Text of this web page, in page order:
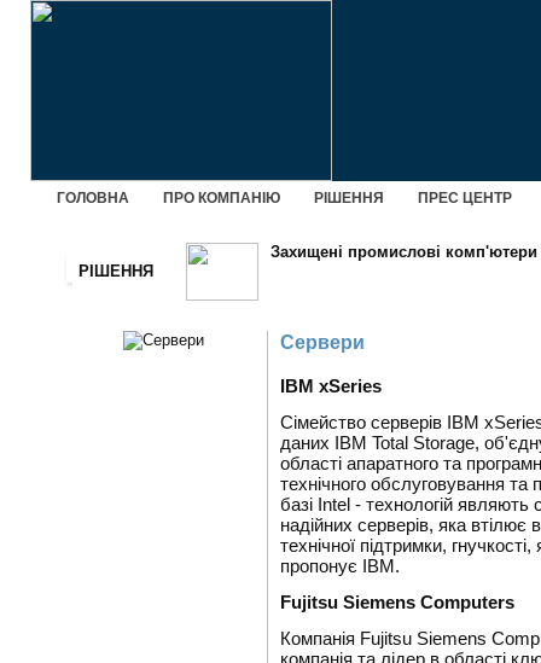
ГОЛОВНА ПРО КОМПАНІЮ РІШЕННЯ ПРЕС ЦЕНТР
РІШЕННЯ
Захищені промислові комп'ютери
Сервери
IBM xSeries
Сімейство серверів IBM
даних IBM Total Storage,
області апаратного та
технічного обслуговування та
базі Intel - технологій являють
надійних серверів, яка втілює в
технічної підтримки,
пропонує IBM.
Fujitsu Siemens Computers
Компанія Fujitsu Siemens
компанія та лідер в області